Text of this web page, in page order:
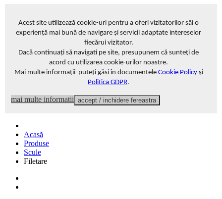
Acest site utilizează cookie-uri pentru a oferi vizitatorilor săi o
experiență mai bună de navigare și servicii adaptate intereselor
fiecărui vizitator.
Dacă continuați să navigati pe site, presupunem că sunteți de
acord cu utilizarea cookie-urilor noastre.
Mai multe informații puteți găsi în documentele Cookie Policyși
Politica GDPR.
mai multe informatii accept / inchidere fereastra
Acasă
Produse
Scule
Filetare